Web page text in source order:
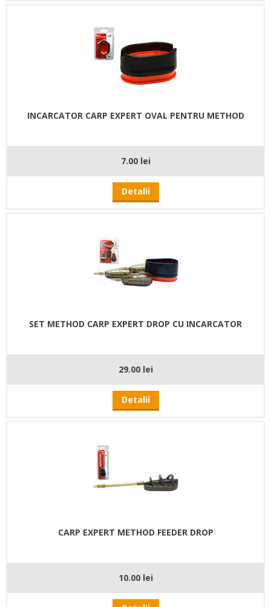
INCARCATOR CARP EXPERT OVAL PENTRU METHOD
7.00 lei
Detalii
SET METHOD CARP EXPERT DROP CU INCARCATOR
29.00 lei
Detalii
CARP EXPERT METHOD FEEDER DROP
10.00 lei